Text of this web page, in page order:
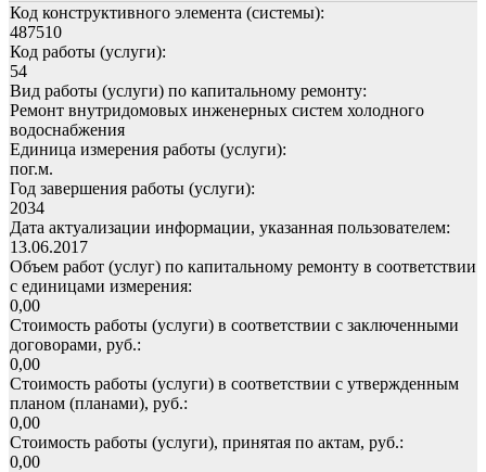
Код конструктивного элемента (системы):
487510
Код работы (услуги):
54
Вид работы (услуги) по капитальному ремонту:
Ремонт внутридомовых инженерных систем холодного
водоснабжения
Единица измерения работы (услуги):
пог.м.
Год завершения работы (услуги):
2034
Дата актуализации информации, указанная пользователем:
13.06.2017
Объем работ (услуг) по капитальному ремонту в соответствии
с единицами измерения:
0,00
Стоимость работы (услуги) в соответствии с заключенными
договорами, руб.:
0,00
Стоимость работы (услуги) в соответствии с утвержденным
планом (планами), руб.:
0,00
Стоимость работы (услуги), принятая по актам, руб.:
0,00